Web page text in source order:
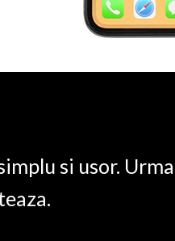
si usor.